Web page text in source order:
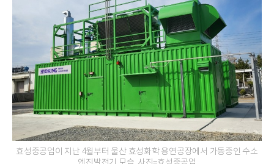
효성중공업이 지난 4월부터 울산 효성화학 용연공장에서 가동중인 수소